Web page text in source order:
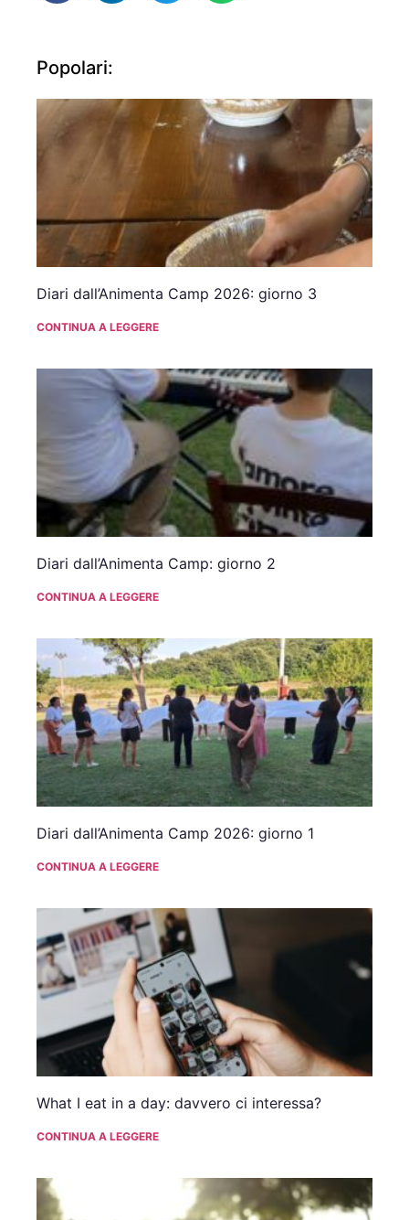
Popolari:
Diari dall’Animenta Camp 2026: giorno 3
CONTINUA A LEGGERE
Diari dall’Animenta Camp: giorno 2
CONTINUA A LEGGERE
Diari dall’Animenta Camp 2026: giorno 1
CONTINUA A LEGGERE
What I eat in a day: davvero ci interessa?
CONTINUA A LEGGERE